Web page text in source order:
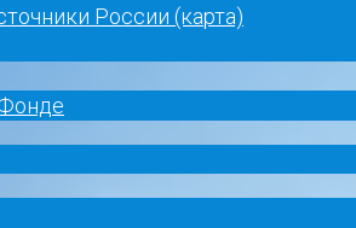
России (карта)